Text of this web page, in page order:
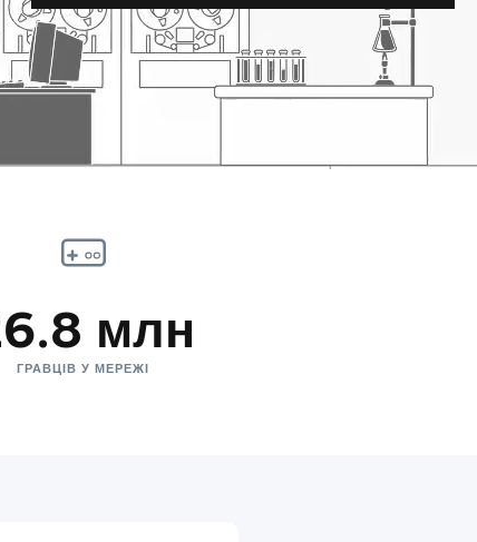
млн
ГРАВЦІВ У МЕРЕЖІ